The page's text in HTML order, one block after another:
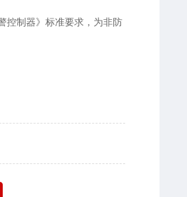
制器》标准要求，为非防